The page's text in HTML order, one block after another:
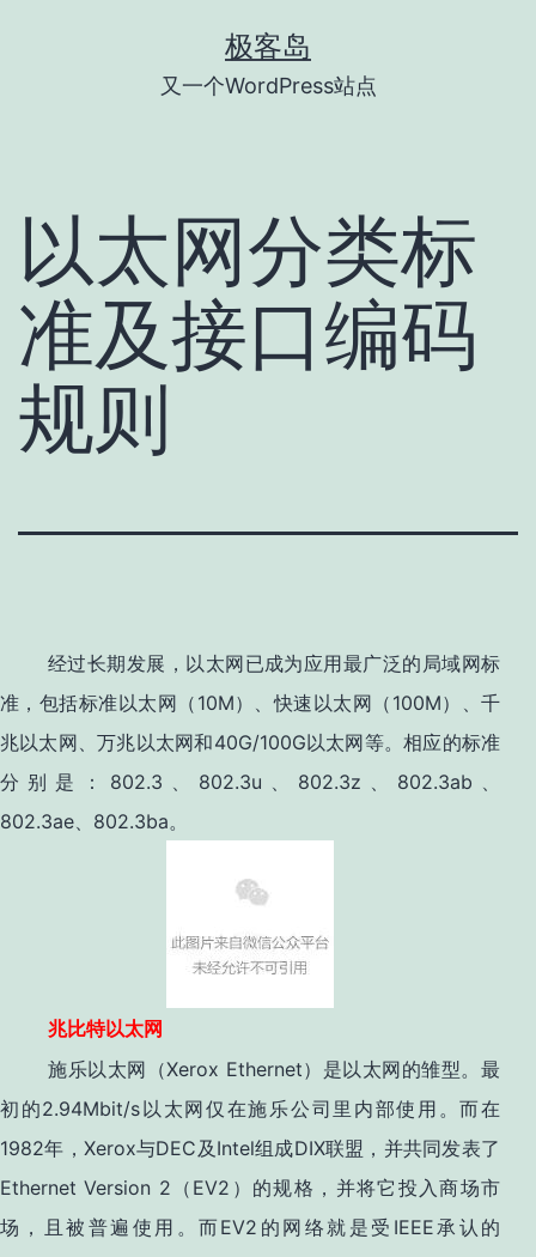
极客岛
又一个WordPress站点
以太网分类标
准及接口编码
规则
经过长期发展，以太网已成为应用最广泛的局域网标
准，包括标准以太网（10M）、快速以太网（100M）、千
兆以太网、万兆以太网和40G/100G以太网等。相应的标准
分别是：802.3、802.3u、802.3z、802.3ab、
802.3ae、802.3ba。
兆比特以太网
施乐以太网（Xerox Ethernet）是以太网的雏型。最
初的2.94Mbit/s以太网仅在施乐公司里内部使用。而在
1982年，Xerox与DEC及Intel组成DIX联盟，并共同发表了
Ethernet Version 2（EV2）的规格，并将它投入商场市
场，且被普遍使用。而EV2的网络就是受IEEE承认的